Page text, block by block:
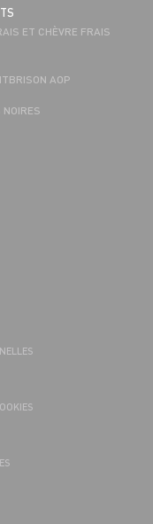
ET CHÈVRE FRAIS
AOP